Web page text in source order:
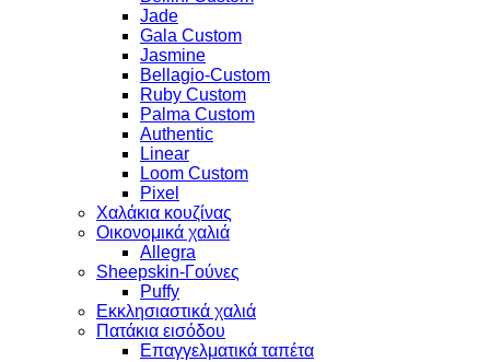
Jade
Gala Custom
Jasmine
Bellagio-Custom
Ruby Custom
Palma Custom
Authentic
Linear
Loom Custom
Pixel
Χαλάκια κουζίνας
Οικονομικά χαλιά
Allegra
Sheepskin-Γούνες
Puffy
Εκκλησιαστικά χαλιά
Πατάκια εισόδου
Επαγγελματικά ταπέτα